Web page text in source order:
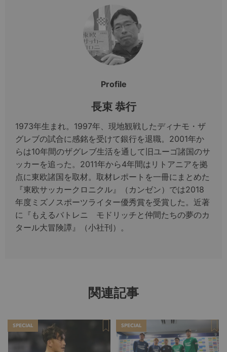
Profile
長束 恭行
1973年生まれ。1997年、現地観戦したディナモ・ザ
グレブの試合に感銘を受けて銀行を退職。2001年か
らは10年間のザグレブ生活を通して旧ユーゴ諸国のサ
ッカーを追った。2011年から4年間はリトアニアを拠
点に東欧諸国を取材。取材レポートを一冊にまとめた
『東欧サッカークロニクル』（カンゼン）では2018
年度ミズノスポーツライター優秀賞を受賞した。近著
に『もえるバトレニ モドリッチと仲間たちの夢のカ
タール大冒険譚』（小社刊）。
関連記事
SPECIAL SPECIAL